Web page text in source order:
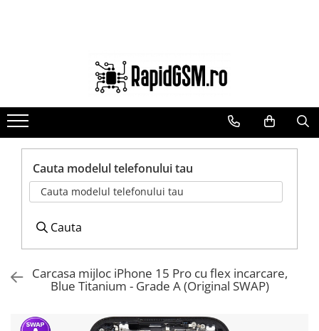
seria M
seria N(note)
seria Y
tableta
Casti
Folie protectie STICLA
Stocare
Suport auto
Benzi flex si butoane
Camere si subansamble
Carcase si capace
Suport SIM
Suruburi si adezivi
Touchscreen
Cauta modelul telefonului tau
Cauta modelul telefonului tau
Cauta
Carcasa mijloc iPhone 15 Pro cu flex incarcare,
Blue Titanium - Grade A (Original SWAP)